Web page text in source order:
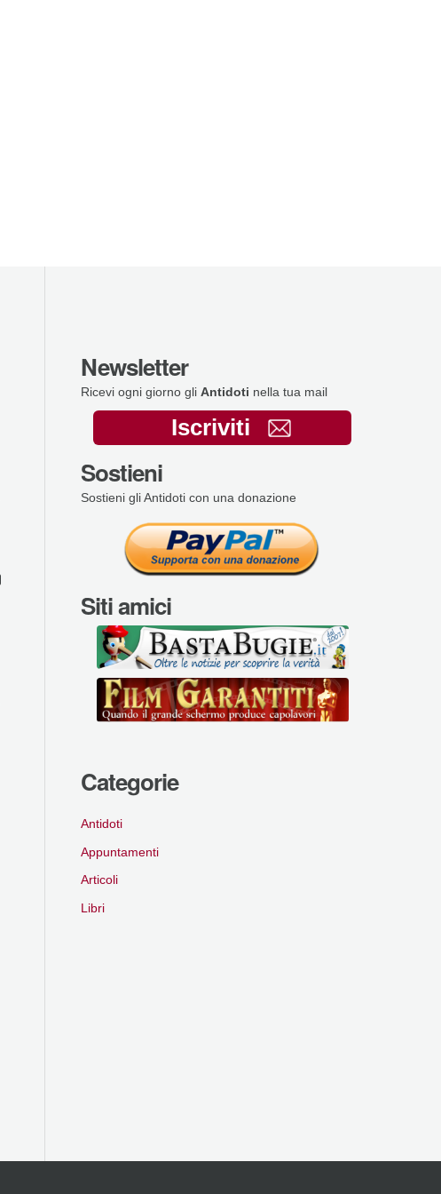
Newsletter
Ricevi ogni giorno gli Antidoti nella tua mail
Iscriviti
Sostieni
Sostieni gli Antidoti con una donazione
Siti amici
Categorie
Antidoti
Appuntamenti
Articoli
Libri